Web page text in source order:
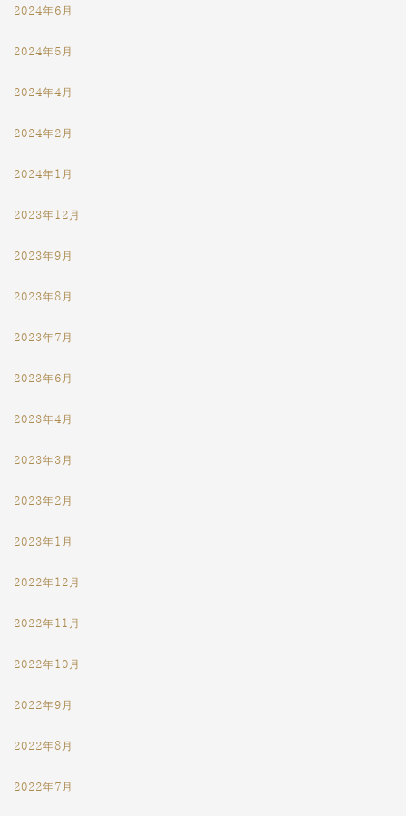
2024年6月
2024年5月
2024年4月
2024年2月
2024年1月
2023年12月
2023年9月
2023年8月
2023年7月
2023年6月
2023年4月
2023年3月
2023年2月
2023年1月
2022年12月
2022年11月
2022年10月
2022年9月
2022年8月
2022年7月